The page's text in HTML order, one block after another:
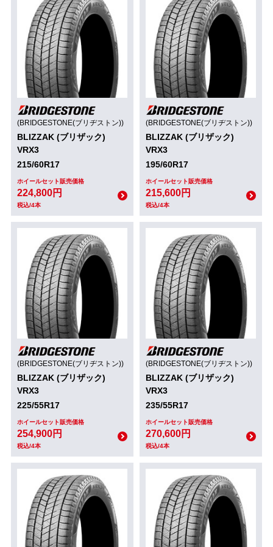
(BRIDGESTONE(ブリヂストン))
BLIZZAK (ブリザック)
VRX3
215/60R17
ホイールセット販売価格
224,800円
税込/4本
(BRIDGESTONE(ブリヂストン))
BLIZZAK (ブリザック)
VRX3
195/60R17
ホイールセット販売価格
215,600円
税込/4本
(BRIDGESTONE(ブリヂストン))
BLIZZAK (ブリザック)
VRX3
225/55R17
ホイールセット販売価格
254,900円
税込/4本
(BRIDGESTONE(ブリヂストン))
BLIZZAK (ブリザック)
VRX3
235/55R17
ホイールセット販売価格
270,600円
税込/4本